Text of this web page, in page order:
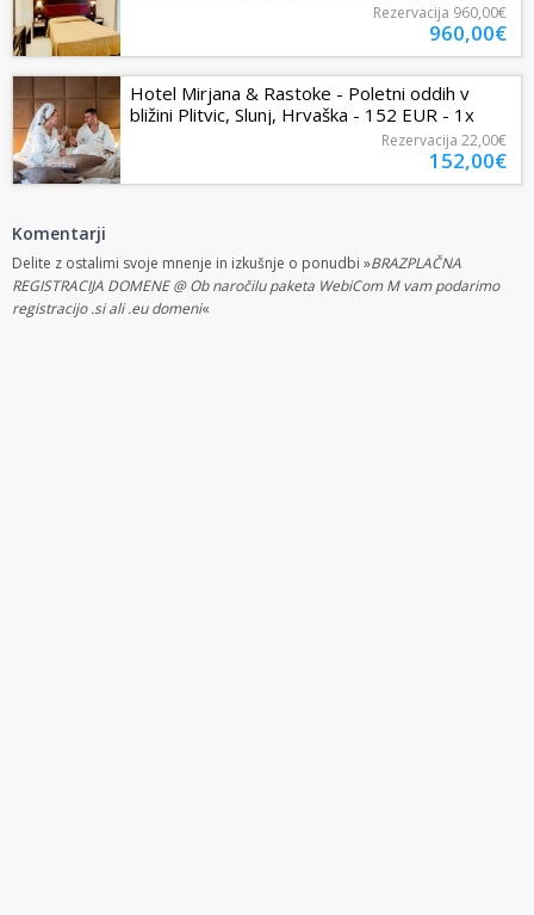
Rezervacija 960,00€
960,00€
Hotel Mirjana & Rastoke - Poletni oddih v
bližini Plitvic, Slunj, Hrvaška - 152 EUR - 1x
Rezervacija 22,00€
152,00€
Komentarji
Delite z ostalimi svoje mnenje in izkušnje o ponudbi »BRAZPLAČNA
REGISTRACIJA DOMENE @ Ob naročilu paketa WebiCom M vam podarimo
registracijo .si ali .eu domeni«